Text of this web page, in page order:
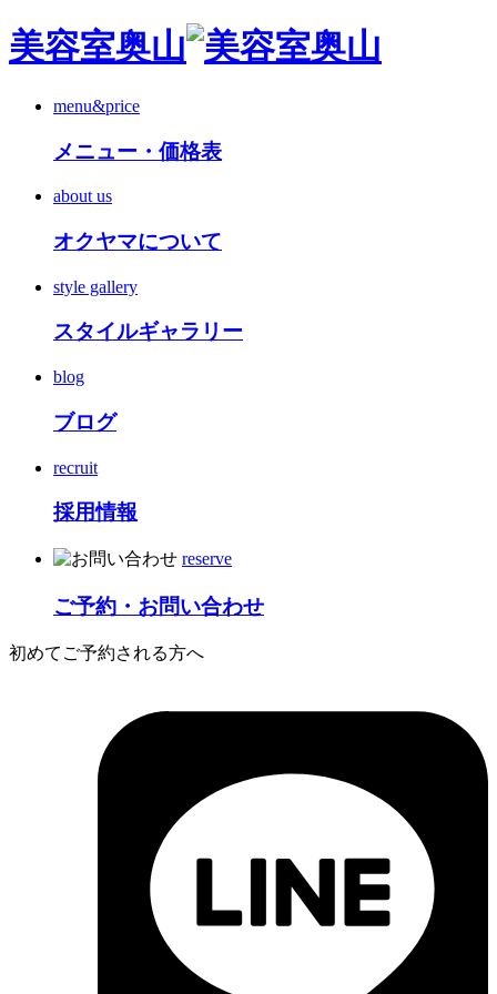
美容室奥山
menu&price
メニュー・価格表
about us
オクヤマについて
style gallery
スタイルギャラリー
blog
ブログ
recruit
採用情報
reserve
ご予約・お問い合わせ
初めてご予約される方へ